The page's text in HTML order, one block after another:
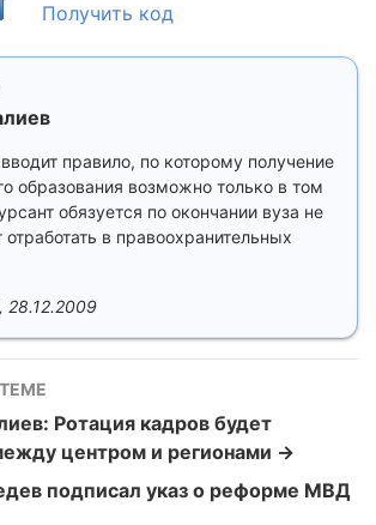
Получить код
правило, по которому получение
образования возможно только в том
обязуется по окончании вуза не
отработать в правоохранительных
28.12.2009
Ротация кадров будет
центром и регионами →
подписал указ о реформе МВД